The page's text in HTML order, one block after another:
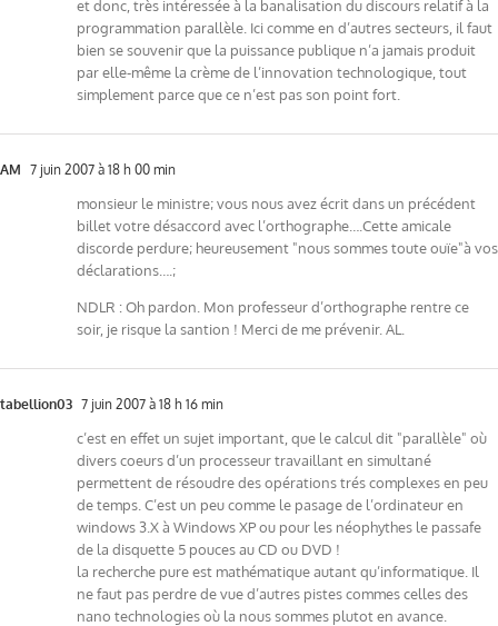
et donc, très intéressée à la banalisation du discours relatif à la
programmation parallèle. Ici comme en d’autres secteurs, il faut
bien se souvenir que la puissance publique n’a jamais produit
par elle-même la crème de l’innovation technologique, tout
simplement parce que ce n’est pas son point fort.
AM 7 juin 2007 à 18 h 00 min
monsieur le ministre; vous nous avez écrit dans un précédent
billet votre désaccord avec l’orthographe….Cette amicale
discorde perdure; heureusement "nous sommes toute ouïe"à vos
déclarations….;
NDLR : Oh pardon. Mon professeur d’orthographe rentre ce
soir, je risque la santion ! Merci de me prévenir. AL.
tabellion03 7 juin 2007 à 18 h 16 min
c’est en effet un sujet important, que le calcul dit "parallèle" où
divers coeurs d’un processeur travaillant en simultané
permettent de résoudre des opérations trés complexes en peu
de temps. C’est un peu comme le pasage de l’ordinateur en
windows 3.X à Windows XP ou pour les néophythes le passafe
de la disquette 5 pouces au CD ou DVD !
la recherche pure est mathématique autant qu’informatique. Il
ne faut pas perdre de vue d’autres pistes commes celles des
nano technologies où la nous sommes plutot en avance.